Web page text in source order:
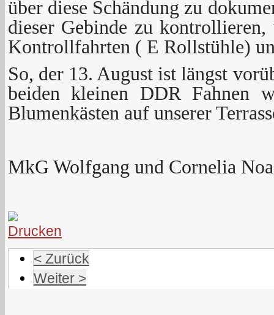
über diese Schändung zu
dieser Gebinde zu
Kontrollfahrten ( E Rollstühle)
So, der 13. August ist längst
beiden kleinen DDR Fahnen
Blumenkästen auf unserer
MkG Wolfgang und Cornelia
< Zurück
Weiter >